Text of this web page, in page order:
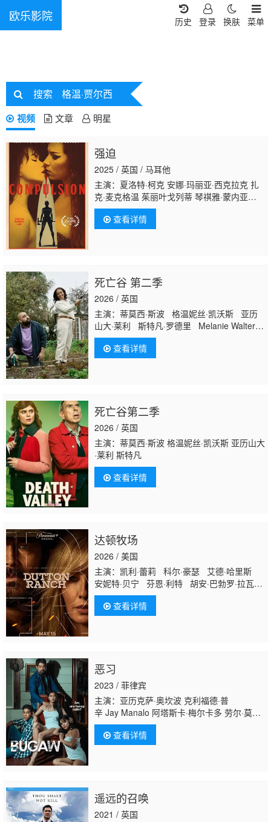
欧乐影院 菜单
换肤
登录
历史
搜索 格温·贾尔西
视频 文章 明星
强迫
2025 / 英国 / 马耳他
主演：夏洛特·柯克 安娜·玛丽亚·西克拉克 扎
克·麦克格温 茱丽叶戈列蒂 琴祺雅·蒙内亚
勒 Harvey Dean
查看详情
死亡谷 第二季
2026 / 英国
主演：蒂莫西·斯波 格温妮丝·凯沃斯 亚历
山大·莱利 斯特凡·罗德里 Melanie Walters
Rithvik Andugula 简·霍洛克斯 哈米德·阿尼
玛沙恩 亚历山德拉·罗奇 鲁瓦森·科纳蒂 马
克·路易斯·琼斯 吉姆·霍威克 欧文·蒂尔 阿
查看详情
死亡谷第二季
2026 / 英国
主演：蒂莫西·斯波 格温妮丝·凯沃斯 亚历山大
·莱利 斯特凡
查看详情
达顿牧场
2026 / 美国
主演：凯利·蕾莉 科尔·豪瑟 艾德·哈里斯
安妮特·贝宁 芬恩·利特 胡安·巴勃罗·拉瓦
杰·科特尼 J.R.维拉利尔 马克·门查卡 娜塔
莉·阿琳·林德 约翰·W·希思 爱默生·米勒 凯
·卡斯特 布列塔尼·霍夫纳 伊曼·克罗松 拉
查看详情
恶习
2023 / 菲律宾
主演：亚历克萨·奥坎波 克利福德·普
辛 Jay Manalo 阿塔斯卡·梅尔卡多 劳尔·莫里
特 朱哈拉·阿萨约 MJ Cayabyab
查看详情
遥远的召唤
2021 / 英国